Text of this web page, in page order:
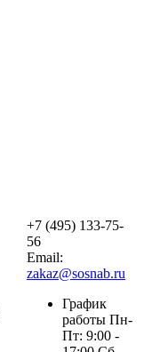
+7 (495) 133-75-
56
Email:
zakaz@sosnab.ru
График
работы Пн-
Пт: 9:00 -